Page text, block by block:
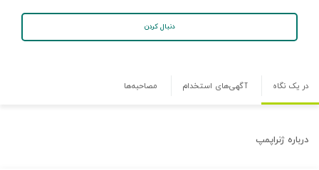
دنبال کردن
در یک نگاه آگهی‌های استخدام مصاحبه‌ها
درباره ژنراپمپ